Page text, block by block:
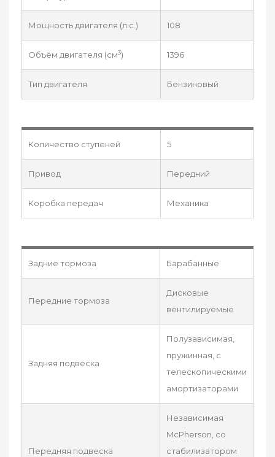
Мощность двигателя (л.с.) 108
Объём двигателя (см3) 1396
Тип двигателя Бензиновый
Количество ступеней 5
Привод Передний
Коробка передач Механика
Задние тормоза Барабанные
Передние тормоза
Дисковые
вентилируемые
Задняя подвеска
Полузависимая,
пружинная, с
телескопическими
амортизаторами
Передняя подвеска
Независимая
McPherson, со
стабилизатором